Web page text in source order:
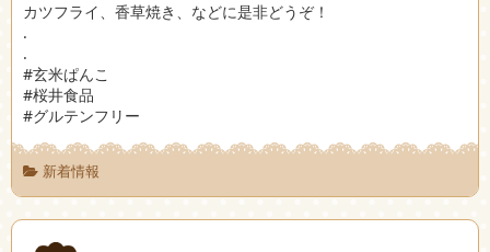
カツフライ、香草焼き、などに是非どうぞ！
.
.
#玄米ぱんこ
#桜井食品
#グルテンフリー
新着情報